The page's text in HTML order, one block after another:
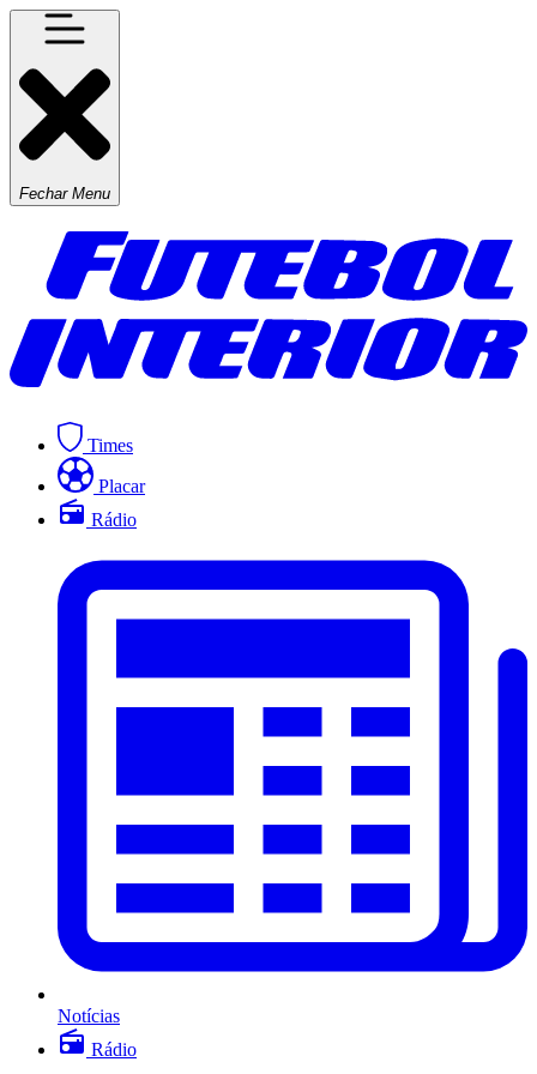
Fechar Menu
Times
Placar
Rádio
Notícias
Rádio